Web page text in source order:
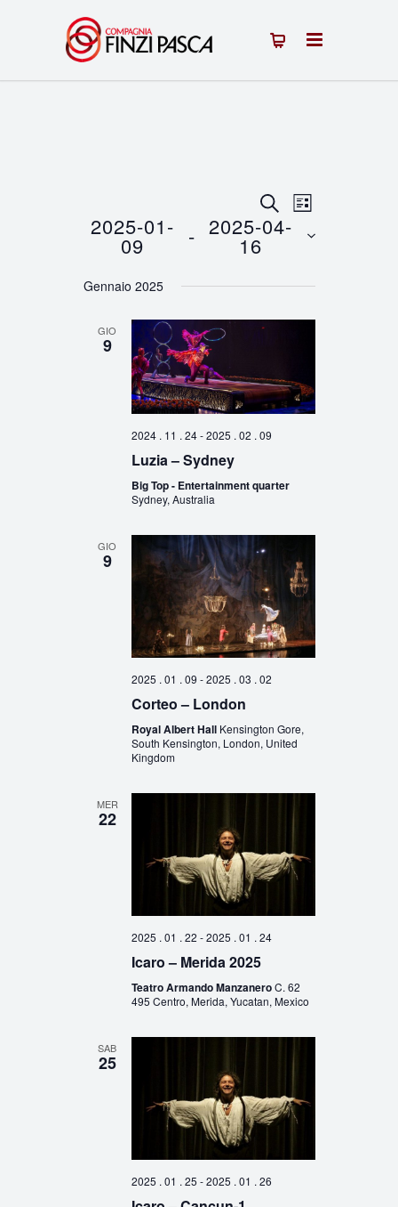
Eventi
Ricerca
e
viste
CERCAEvento
Viste
LISTA
2025-01-
09 - 2025-04-
16
la
Gennaio 2025
GIO
9
2024 . 11 . 24-2025 . 02 . 09
Luzia – Sydney
Big Top - Entertainment quarter
Sydney, Australia
GIO
9
2025 . 01 . 09 -2025 . 03 . 02
Corteo – London
Royal Albert Hall Kensington Gore,
South Kensington, London, United
Kingdom
MER
22
2025 . 01 . 22 -2025 . 01 . 24
Icaro – Merida 2025
Teatro Armando ManzaneroC. 62
495 Centro, Merida, Yucatan, Mexico
SAB
25
2025 . 01 . 25 -2025 . 01 . 26